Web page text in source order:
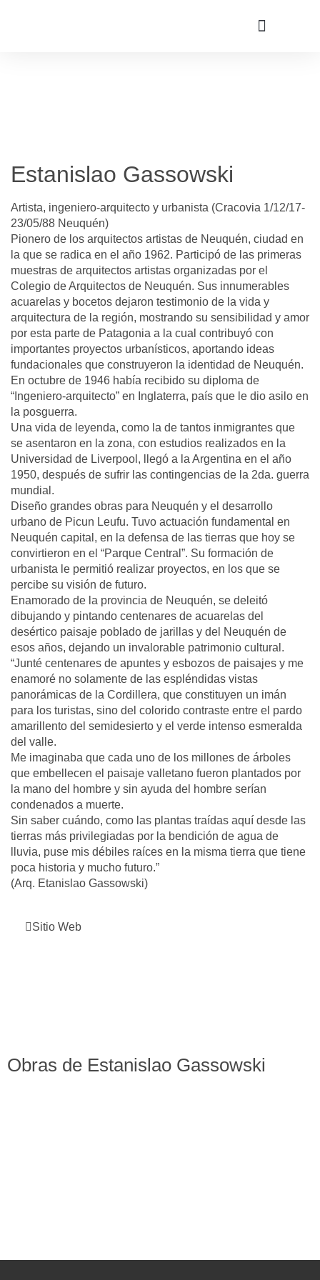
Estanislao Gassowski
Artista, ingeniero-arquitecto y urbanista (Cracovia 1/12/17-
23/05/88 Neuquén)
Pionero de los arquitectos artistas de Neuquén, ciudad en
la que se radica en el año 1962. Participó de las primeras
muestras de arquitectos artistas organizadas por el
Colegio de Arquitectos de Neuquén. Sus innumerables
acuarelas y bocetos dejaron testimonio de la vida y
arquitectura de la región, mostrando su sensibilidad y amor
por esta parte de Patagonia a la cual contribuyó con
importantes proyectos urbanísticos, aportando ideas
fundacionales que construyeron la identidad de Neuquén.
En octubre de 1946 había recibido su diploma de
“Ingeniero-arquitecto” en Inglaterra, país que le dio asilo en
la posguerra.
Una vida de leyenda, como la de tantos inmigrantes que
se asentaron en la zona, con estudios realizados en la
Universidad de Liverpool, llegó a la Argentina en el año
1950, después de sufrir las contingencias de la 2da. guerra
mundial.
Diseño grandes obras para Neuquén y el desarrollo
urbano de Picun Leufu. Tuvo actuación fundamental en
Neuquén capital, en la defensa de las tierras que hoy se
convirtieron en el “Parque Central”. Su formación de
urbanista le permitió realizar proyectos, en los que se
percibe su visión de futuro.
Enamorado de la provincia de Neuquén, se deleitó
dibujando y pintando centenares de acuarelas del
desértico paisaje poblado de jarillas y del Neuquén de
esos años, dejando un invalorable patrimonio cultural.
“Junté centenares de apuntes y esbozos de paisajes y me
enamoré no solamente de las espléndidas vistas
panorámicas de la Cordillera, que constituyen un imán
para los turistas, sino del colorido contraste entre el pardo
amarillento del semidesierto y el verde intenso esmeralda
del valle.
Me imaginaba que cada uno de los millones de árboles
que embellecen el paisaje valletano fueron plantados por
la mano del hombre y sin ayuda del hombre serían
condenados a muerte.
Sin saber cuándo, como las plantas traídas aquí desde las
tierras más privilegiadas por la bendición de agua de
lluvia, puse mis débiles raíces en la misma tierra que tiene
poca historia y mucho futuro.”
(Arq. Etanislao Gassowski)
Sitio Web
Obras de Estanislao Gassowski